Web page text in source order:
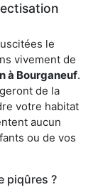
le
vivement de
à Bourganeuf.
de la
votre habitat
aucun
ou de vos
piqûres ?